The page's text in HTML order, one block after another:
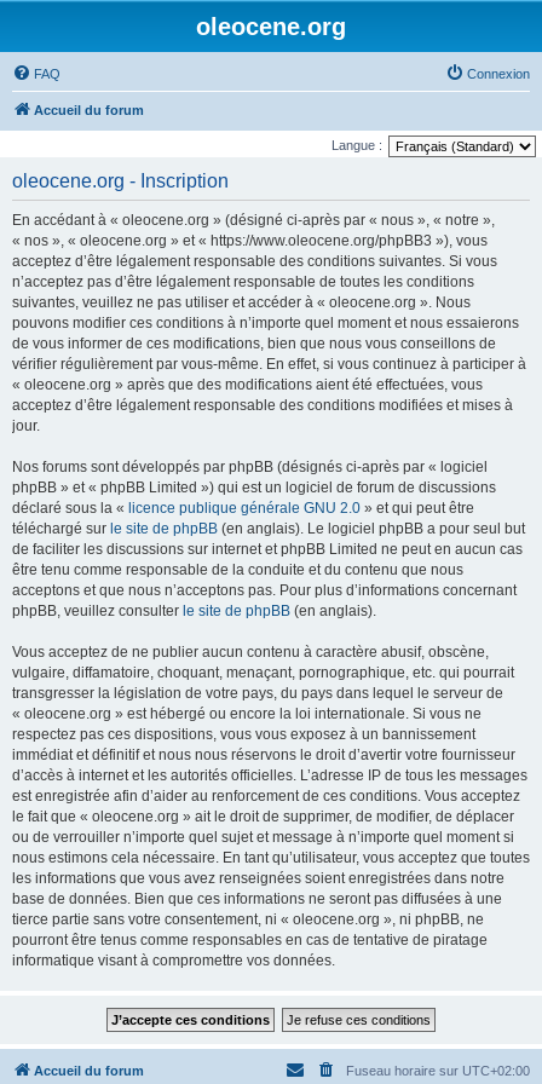
oleocene.org
FAQ Connexion
Accueil du forum
Langue :
oleocene.org - Inscription
En accédant à « oleocene.org » (désigné ci-après par « nous », « notre »,
« nos », « oleocene.org » et « https://www.oleocene.org/phpBB3 »), vous
acceptez d’être légalement responsable des conditions suivantes. Si vous
n’acceptez pas d’être légalement responsable de toutes les conditions
suivantes, veuillez ne pas utiliser et accéder à « oleocene.org ». Nous
pouvons modifier ces conditions à n’importe quel moment et nous essaierons
de vous informer de ces modifications, bien que nous vous conseillons de
vérifier régulièrement par vous-même. En effet, si vous continuez à participer à
« oleocene.org » après que des modifications aient été effectuées, vous
acceptez d’être légalement responsable des conditions modifiées et mises à
jour.
Nos forums sont développés par phpBB (désignés ci-après par « logiciel
phpBB » et « phpBB Limited ») qui est un logiciel de forum de discussions
déclaré sous la « licence publique générale GNU 2.0 » et qui peut être
téléchargé sur le site de phpBB (en anglais). Le logiciel phpBB a pour seul but
de faciliter les discussions sur internet et phpBB Limited ne peut en aucun cas
être tenu comme responsable de la conduite et du contenu que nous
acceptons et que nous n’acceptons pas. Pour plus d’informations concernant
phpBB, veuillez consulter le site de phpBB (en anglais).
Vous acceptez de ne publier aucun contenu à caractère abusif, obscène,
vulgaire, diffamatoire, choquant, menaçant, pornographique, etc. qui pourrait
transgresser la législation de votre pays, du pays dans lequel le serveur de
« oleocene.org » est hébergé ou encore la loi internationale. Si vous ne
respectez pas ces dispositions, vous vous exposez à un bannissement
immédiat et définitif et nous nous réservons le droit d’avertir votre fournisseur
d’accès à internet et les autorités officielles. L’adresse IP de tous les messages
est enregistrée afin d’aider au renforcement de ces conditions. Vous acceptez
le fait que « oleocene.org » ait le droit de supprimer, de modifier, de déplacer
ou de verrouiller n’importe quel sujet et message à n’importe quel moment si
nous estimons cela nécessaire. En tant qu’utilisateur, vous acceptez que toutes
les informations que vous avez renseignées soient enregistrées dans notre
base de données. Bien que ces informations ne seront pas diffusées à une
tierce partie sans votre consentement, ni « oleocene.org », ni phpBB, ne
pourront être tenus comme responsables en cas de tentative de piratage
informatique visant à compromettre vos données.
Accueil du forum Fuseau horaire sur UTC+02:00